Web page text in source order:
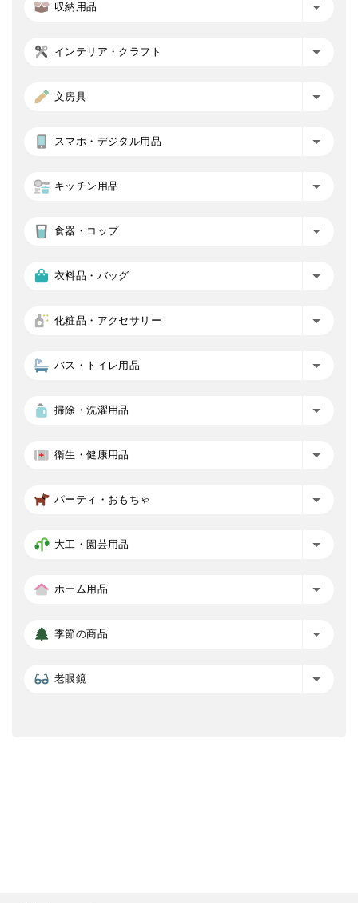
収納用品
インテリア・クラフト
文房具
スマホ・デジタル用品
キッチン用品
食器・コップ
衣料品・バッグ
化粧品・アクセサリー
バス・トイレ用品
掃除・洗濯用品
衛生・健康用品
パーティ・おもちゃ
大工・園芸用品
ホーム用品
季節の商品
老眼鏡